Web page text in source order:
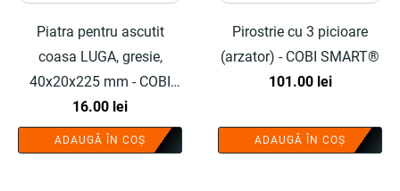
Piatra pentru ascutit
coasa LUGA, gresie,
40x20x225 mm - COBI
SMART®
16.00 lei
ADAUGĂ ÎN COȘ
Pirostrie cu 3 picioare
(arzator) - COBI SMART®
101.00 lei
ADAUGĂ ÎN COȘ